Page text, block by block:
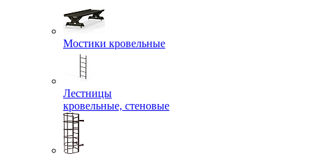
Мостики кровельные
Лестницы
кровельные, стеновые